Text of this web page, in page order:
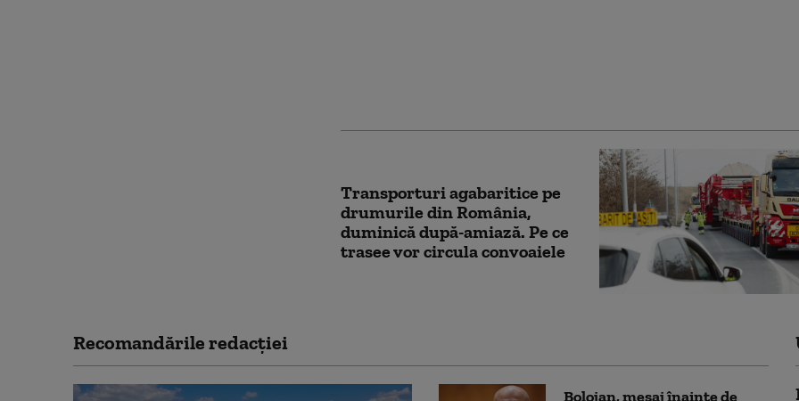
Transporturi agabaritice pe
drumurile din România,
duminică după-amiază. Pe ce
trasee vor circula convoaiele
Recomandările redacţiei
Bolojan, mesaj înainte de